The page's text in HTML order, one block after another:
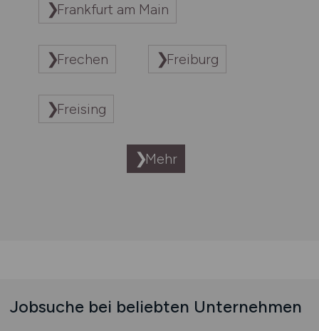
Frankfurt am Main
Frechen Freiburg
Freising
Mehr
Jobsuche bei beliebten Unternehmen